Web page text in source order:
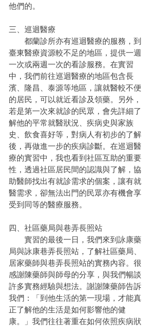
他們的。
三、巡迴醫療
都蘭診所亦有巡迴醫療的服務，到
臺東醫療資源較不足的地區，提供一週
一次或兩週一次的看診服務。在實習
中，我們前往巡迴醫療的地區包含長
濱、隆昌、泰源等地區，讓就醫較不便
的居民，可以就近看診及領藥。另外，
若是第一次來就診的民眾，會先詳細了
解他的平常就醫狀況、疾病史與家族
史、飲食喜好等，對病人有初步的了解
後，再做進一步的疾病診斷。在巡迴醫
療的實習中，我也看到社區互助的重要
性，透過社區居民間的認識與了解，協
助醫師找出有就診需求的個案，讓有就
醫需求，卻無法出門的民眾亦有機會享
受到同等的醫療服務。
四、社區藥局與巷弄長照站
實習的最後一日，我們來到詠康藥
局與詠康巷弄長照站，了解社區藥局、
居家藥師與巷弄長照站的實務內容。很
感謝陳藥師與師母的分享，與我們暢談
許多實務經驗與想法。謝謝陳藥師告訴
我們：「到他生活的第一現場，才能真
正了解他的生活是如何影響他的健
康。」我們往往著重在如何依照疾病狀